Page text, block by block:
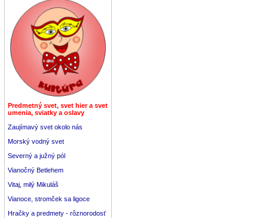
Predmetný svet, svet hier a svet
umenia, sviatky a oslavy
Zaujímavý svet okolo nás
Morský vodný svet
Severný a južný pól
Vianočný Betlehem
Vitaj, milý Mikuláš
Vianoce, stromček sa ligoce
Hračky a predmety - rôznorodosť